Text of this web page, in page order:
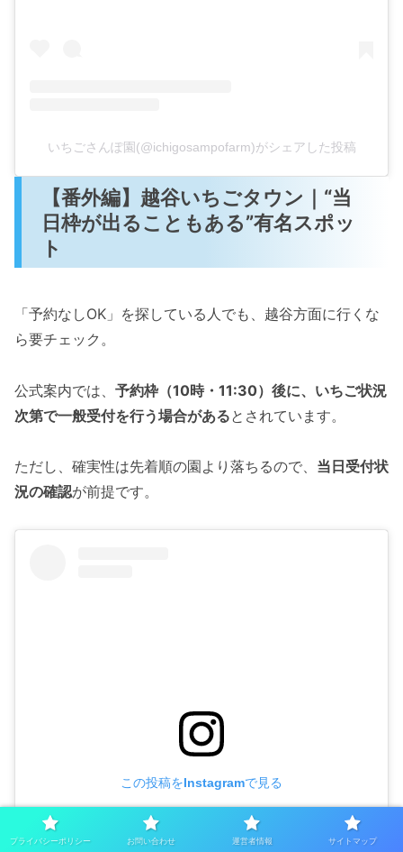
いちごさんぽ園(@ichigosampofarm)がシェアした投稿
【番外編】越谷いちごタウン｜“当
日枠が出ることもある”有名スポッ
ト
「予約なしOK」を探している人でも、越谷方面に行くな
ら要チェック。
公式案内では、 予約枠（10時・11:30）後に、いちご状況
次第で一般受付を行う場合があるとされています。
ただし、確実性は先着順の園より落ちるので、 当日受付状
況の確認が前提です。
この投稿をInstagramで見る
プライバシーポリシー お問い合わせ 運営者情報 サイトマップ